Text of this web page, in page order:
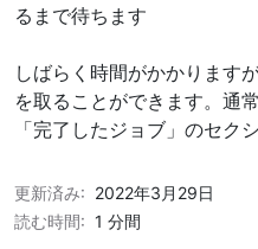
るまで待ちます
しばらく時間がかかります
を取ることができます。通
「完了したジョブ」のセク
更新済み: 2022年3月29日
読む時間: 1 分間